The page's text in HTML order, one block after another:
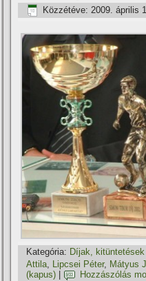
Közzétéve: 2009. április
Kategória: Dí­jak, kitüntetések
Attila Lipcsei Péter, Mátyus
(kapus)
Hozzászólás